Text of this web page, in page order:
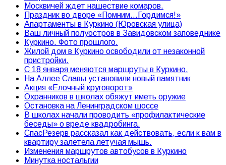
Москвичей ждет нашествие комаров.
Праздник во дворе «Помним…Гордимся!»
Апартаменты в Куркино (Юровская улица)
Ваш личный полуостров в Завидовском заповеднике
Куркино. Фото прошлого.
Жилой дом в Куркино освободили от незаконной
пристройки.
С 18 января меняются маршруты в Куркино.
На Аллее Славы установили новый памятник
Акция «Елочный круговорот»
Охранников в школах обяжут иметь оружие
Остановка на Ленинградском шоссе
В школах начали проводить «профилактические
беседы» о вреде квадробинга.
СпасРезерв рассказал как действовать, если к вам в
квартиру залетела летучая мышь.
Изменения маршрутов автобусов в Куркино
Минутка ностальгии